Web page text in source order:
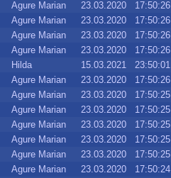
Agure Marian
23.03.2020 17:50:26
Agure Marian
23.03.2020 17:50:26
Agure Marian
23.03.2020 17:50:26
Agure Marian
23.03.2020 17:50:26
Hilda
15.03.2021 23:50:01
Agure Marian
23.03.2020 17:50:26
Agure Marian
23.03.2020 17:50:25
Agure Marian
23.03.2020 17:50:25
Agure Marian
23.03.2020 17:50:25
Agure Marian
23.03.2020 17:50:25
Agure Marian
23.03.2020 17:50:25
Agure Marian
23.03.2020 17:50:24